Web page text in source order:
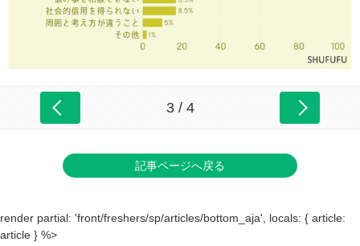
3 / 4
記事ページへ戻る
render partial: 'front/freshers/sp/articles/bottom_aja', locals: { article:
article } %>